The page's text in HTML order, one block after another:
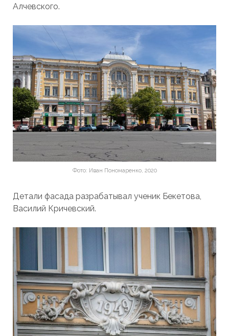
Алчевского.
Фото: Иван Пономаренко, 2020
Детали фасада разрабатывал ученик Бекетова,
Василий Кричевский.